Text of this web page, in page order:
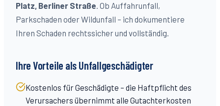
Platz, Berliner Straße. Ob Auffahrunfall,
Parkschaden oder Wildunfall – ich dokumentiere
Ihren Schaden rechtssicher und vollständig.
Ihre Vorteile als Unfallgeschädigter
Kostenlos für Geschädigte – die Haftpflicht des
Verursachers übernimmt alle Gutachterkosten